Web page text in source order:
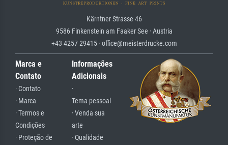
Kärntner Strasse 46
9586 Finkenstein am Faaker See · Austria
+43 4257 29415 · office@meisterdrucke.com
Marca e
Contato
· Contato
· Marca
· Termos e
Condições
· Proteção de
Informações
Adicionais
·
Tema pessoal
· Venda sua
arte
· Qualidade